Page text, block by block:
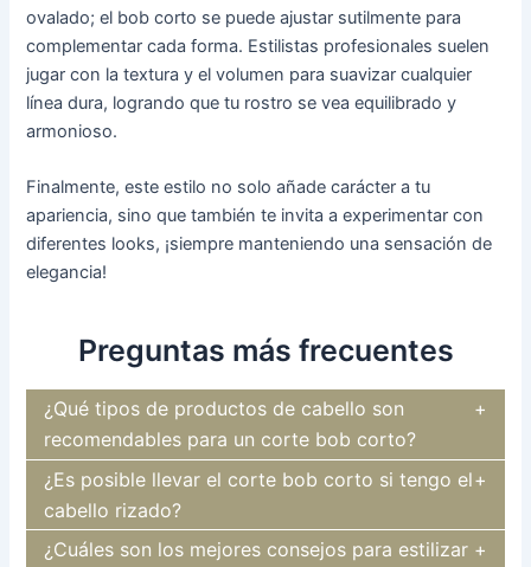
ovalado; el bob corto se puede ajustar sutilmente para
complementar cada forma. Estilistas profesionales suelen
jugar con la textura y el volumen para suavizar cualquier
línea dura, logrando que tu rostro se vea equilibrado y
armonioso.
Finalmente, este estilo no solo añade carácter a tu
apariencia, sino que también te invita a experimentar con
diferentes looks, ¡siempre manteniendo una sensación de
elegancia!
Preguntas más frecuentes
¿Qué tipos de productos de cabello son
recomendables para un corte bob corto?
¿Es posible llevar el corte bob corto si tengo el
cabello rizado?
¿Cuáles son los mejores consejos para estilizar